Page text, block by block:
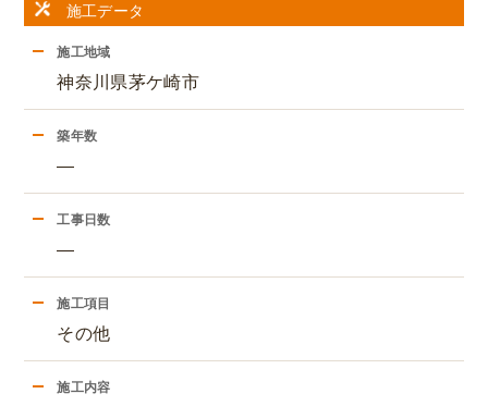
施工データ
施工地域
神奈川県茅ケ崎市
築年数
―
工事日数
―
施工項目
その他
施工内容